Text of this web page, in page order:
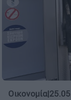
Οικονομία|